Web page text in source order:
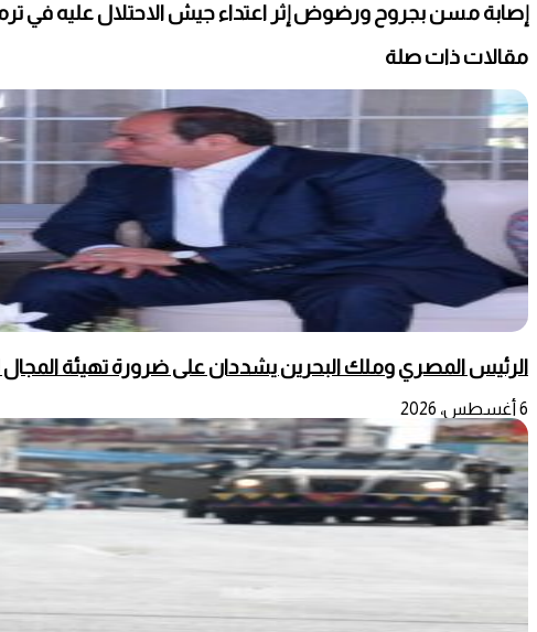
إصابة مسن بجروح ورضوض إثر اعتداء جيش الاحتلال عليه في
مقالات ذات صلة
الرئيس المصري وملك البحرين يشددان على ضرورة تهيئة المجال
6 أغسطس، 2026